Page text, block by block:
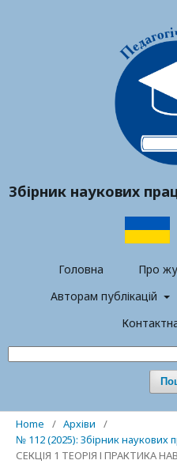
Збірник наукових
Головна Про
Авторам публікацій
Home / Архіви
/
№ 112 (2025): Збірник наукових
СЕКЦІЯ 1 ТЕОРІЯ І ПРАКТИКА